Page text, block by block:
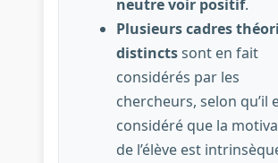
neutre voir positif.
Plusieurs cadres
distinctssont en fait
considérés par les
chercheurs, selon qu’il
considéré que la
de l’élève est